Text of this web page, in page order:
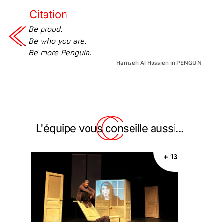
Citation
Be proud.
Be who you are.
Be more Penguin.
Hamzeh Al Hussien in PENGUIN
L'équipe vous conseille aussi...
+ 13